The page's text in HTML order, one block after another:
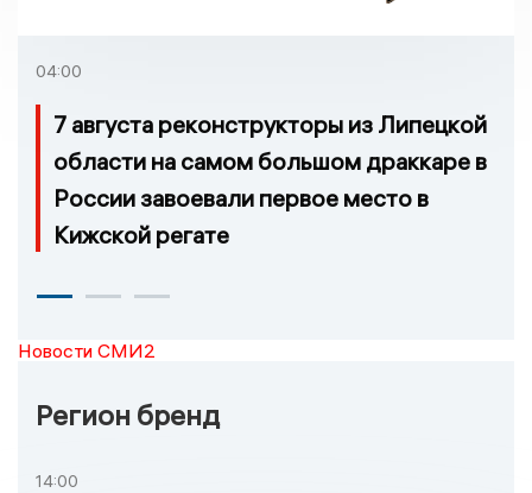
04:00
7 августа реконструкторы из Липецкой
области на самом большом драккаре в
России завоевали первое место в
Кижской регате
Новости СМИ2
Регион бренд
14:00